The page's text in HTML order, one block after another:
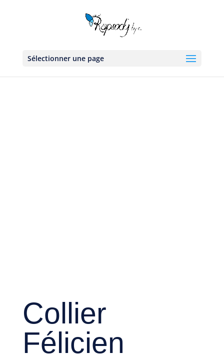
Sélectionner une page
Collier
Félicien